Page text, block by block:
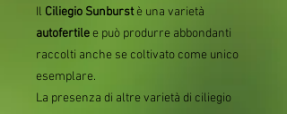
Il Ciliegio Sunburstè una varietà
autofertile e può produrre abbondanti
raccolti anche se coltivato come unico
esemplare.
La presenza di altre varietà di ciliegio